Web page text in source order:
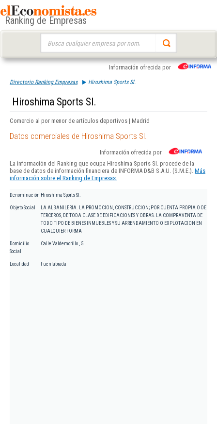
Ranking de Empresas
Información ofrecida por
Directorio Ranking Empresas Hiroshima Sports Sl.
Hiroshima Sports Sl.
Comercio al por menor de artículos deportivos | Madrid
Datos comerciales de Hiroshima Sports Sl.
Información ofrecida por
La información del Ranking que ocupa Hiroshima Sports Sl. procede de la
base de datos de información financiera de INFORMA D&B S.A.U. (S.M.E.). Más
información sobre el Ranking de Empresas.
Denominación Hiroshima Sports Sl.
Objeto Social
LA ALBANILERIA. LA PROMOCION, CONSTRUCCION; POR CUENTA PROPIA O DE
TERCEROS, DE TODA CLASE DE EDIFICACIONES Y OBRAS. LA COMPRAVENTA DE
TODO TIPO DE BIENES INMUEBLES Y SU ARRENDAMIENTO O EXPLOTACION EN
CUALQUIER FORMA
Domicilio
Social
Calle Valdemorillo , 5
Localidad Fuenlabrada